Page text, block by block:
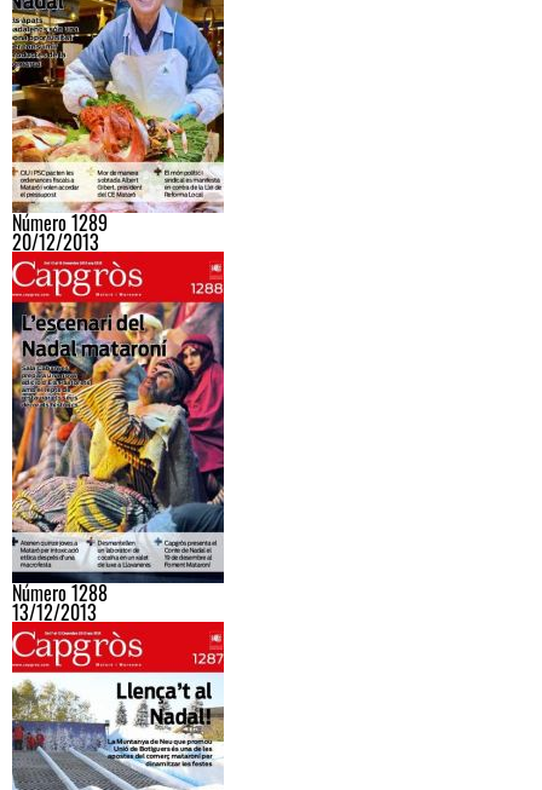
Número 1289
20/12/2013
Número 1288
13/12/2013